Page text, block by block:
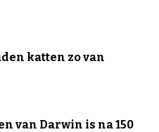
katten zo van
van Darwin is na 150